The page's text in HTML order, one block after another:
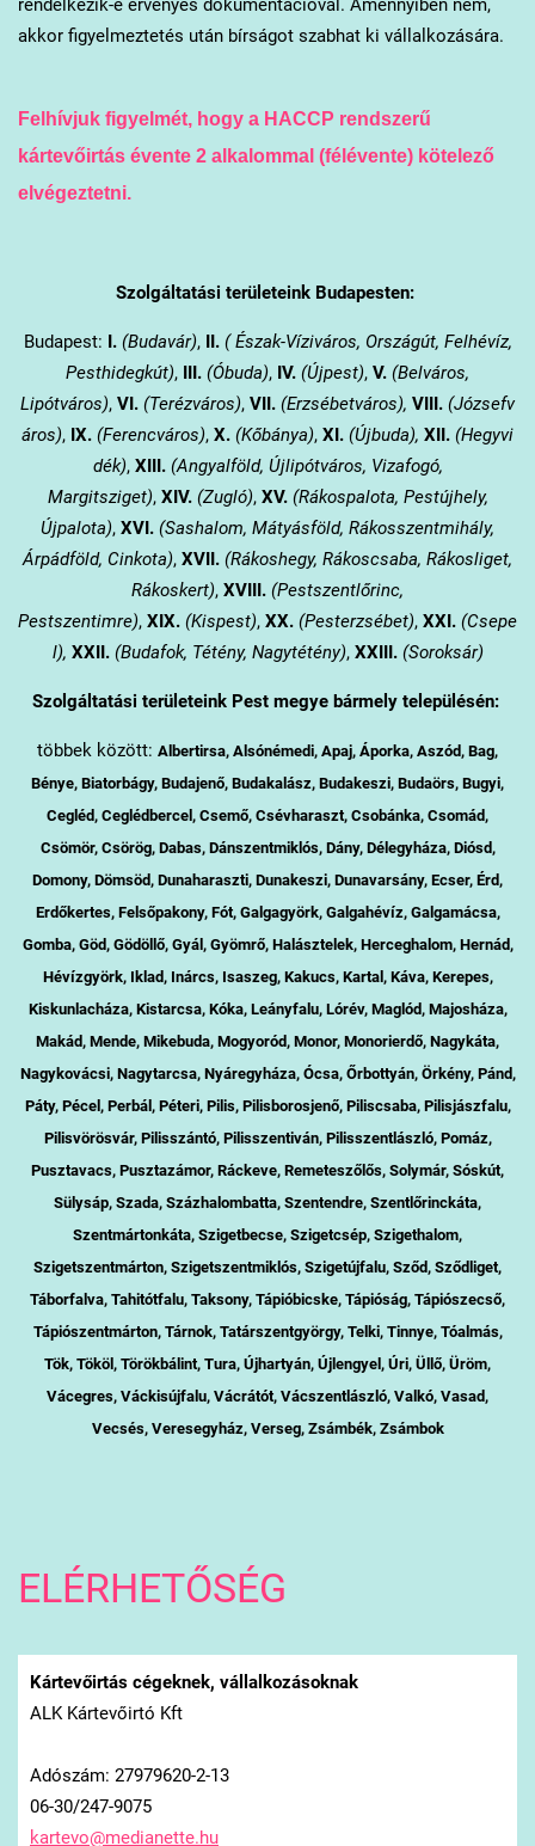
rendelkezik-e érvényes dokumentációval. Amennyiben nem,
akkor figyelmeztetés után bírságot szabhat ki vállalkozására.
Felhívjuk figyelmét, hogy a HACCP rendszerű
kártevőirtás évente 2 alkalommal (félévente) kötelező
elvégeztetni.
Szolgáltatási területeink Budapesten:
Budapest: I. (Budavár), II. ( Észak-Víziváros, Országút, Felhévíz,
Pesthidegkút), III. (Óbuda), IV. (Újpest), V. (Belváros,
Lipótváros), VI. (Terézváros), VII. (Erzsébetváros), VIII. (Józsefv
áros), IX. (Ferencváros), X. (Kőbánya), XI. (Újbuda), XII. (Hegyvi
dék), XIII. (Angyalföld, Újlipótváros, Vizafogó,
Margitsziget), XIV. (Zugló), XV. (Rákospalota, Pestújhely,
Újpalota), XVI. (Sashalom, Mátyásföld, Rákosszentmihály,
Árpádföld, Cinkota), XVII. (Rákoshegy, Rákoscsaba, Rákosliget,
Rákoskert), XVIII. (Pestszentlőrinc,
Pestszentimre), XIX. (Kispest), XX. (Pesterzsébet), XXI. (Csepe
l), XXII. (Budafok, Tétény, Nagytétény), XXIII. (Soroksár)
Szolgáltatási területeink Pest megye bármely településén:
többek között: Albertirsa, Alsónémedi, Apaj, Áporka, Aszód, Bag,
Bénye, Biatorbágy, Budajenő, Budakalász, Budakeszi, Budaörs, Bugyi,
Cegléd, Ceglédbercel, Csemő, Csévharaszt, Csobánka, Csomád,
Csömör, Csörög, Dabas, Dánszentmiklós, Dány, Délegyháza, Diósd,
Domony, Dömsöd, Dunaharaszti, Dunakeszi, Dunavarsány, Ecser, Érd,
Erdőkertes, Felsőpakony, Fót, Galgagyörk, Galgahévíz, Galgamácsa,
Gomba, Göd, Gödöllő, Gyál, Gyömrő, Halásztelek, Herceghalom, Hernád,
Hévízgyörk, Iklad, Inárcs, Isaszeg, Kakucs, Kartal, Káva, Kerepes,
Kiskunlacháza, Kistarcsa, Kóka, Leányfalu, Lórév, Maglód, Majosháza,
Makád, Mende, Mikebuda, Mogyoród, Monor, Monorierdő, Nagykáta,
Nagykovácsi, Nagytarcsa, Nyáregyháza, Ócsa, Őrbottyán, Örkény, Pánd,
Páty, Pécel, Perbál, Péteri, Pilis, Pilisborosjenő, Piliscsaba, Pilisjászfalu,
Pilisvörösvár, Pilisszántó, Pilisszentiván, Pilisszentlászló, Pomáz,
Pusztavacs, Pusztazámor, Ráckeve, Remeteszőlős, Solymár, Sóskút,
Sülysáp, Szada, Százhalombatta, Szentendre, Szentlőrinckáta,
Szentmártonkáta, Szigetbecse, Szigetcsép, Szigethalom,
Szigetszentmárton, Szigetszentmiklós, Szigetújfalu, Sződ, Sződliget,
Táborfalva, Tahitótfalu, Taksony, Tápióbicske, Tápióság, Tápiószecső,
Tápiószentmárton, Tárnok, Tatárszentgyörgy, Telki, Tinnye, Tóalmás,
Tök, Tököl, Törökbálint, Tura, Újhartyán, Újlengyel, Úri, Üllő, Üröm,
Vácegres, Váckisújfalu, Vácrátót, Vácszentlászló, Valkó, Vasad,
Vecsés, Veresegyház, Verseg, Zsámbék, Zsámbok
ELÉRHETŐSÉG
Kártevőirtás cégeknek, vállalkozásoknak
ALK Kártevőirtó Kft
Adószám: 27979620-2-13
06-30/247-9075
kartevo@medianette.hu